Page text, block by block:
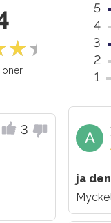
5
4
3
2
1
3 A
ja